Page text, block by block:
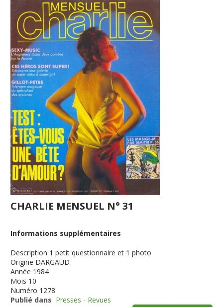
CHARLIE MENSUEL N° 31
Informations supplémentaires
Description 1 petit questionnaire et 1 photo
Origine DARGAUD
Année 1984
Mois 10
Numéro 1278
Publié dans Presses - Revues